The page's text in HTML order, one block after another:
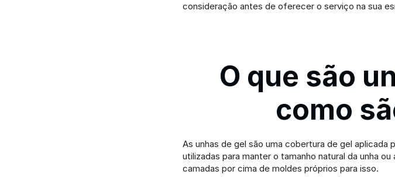
consideração antes de oferecer o serviço na sua
O que são
como
As unhas de gel são uma cobertura de gel aplicada
utilizadas para manter o tamanho natural da unha
camadas por cima de moldes próprios para isso.